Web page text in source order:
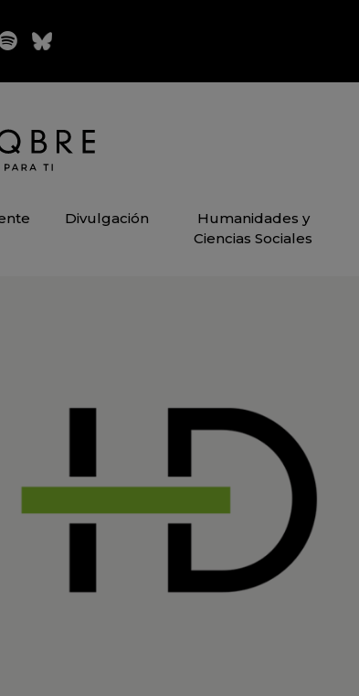
Divulgación
Humanidades y
Ciencias Sociales